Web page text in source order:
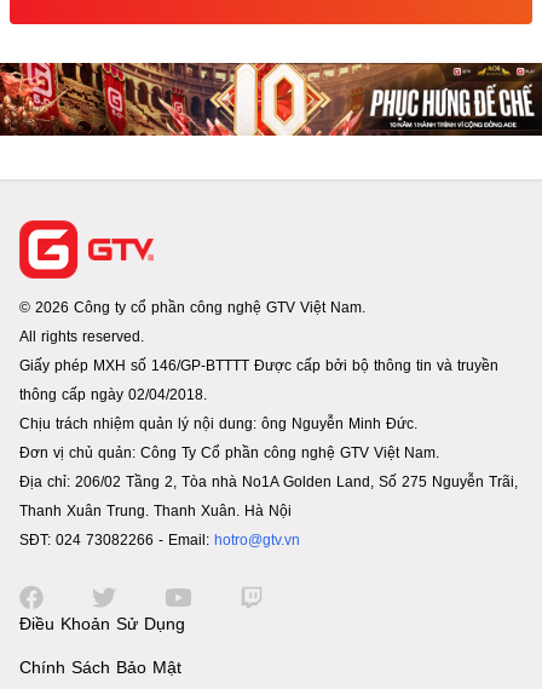
© 2026 Công ty cổ phần công nghệ GTV Việt Nam.
All rights reserved.
Giấy phép MXH số 146/GP-BTTTT Được cấp bởi bộ thông tin và truyền
thông cấp ngày 02/04/2018.
Chịu trách nhiệm quản lý nội dung: ông Nguyễn Minh Đức.
Đơn vị chủ quản: Công Ty Cổ phần công nghệ GTV Việt Nam.
Địa chỉ: 206/02 Tầng 2, Tòa nhà No1A Golden Land, Số 275 Nguyễn Trãi,
Thanh Xuân Trung. Thanh Xuân. Hà Nội
SĐT: 024 73082266 - Email: hotro@gtv.vn
Điều Khoản Sử Dụng
Chính Sách Bảo Mật